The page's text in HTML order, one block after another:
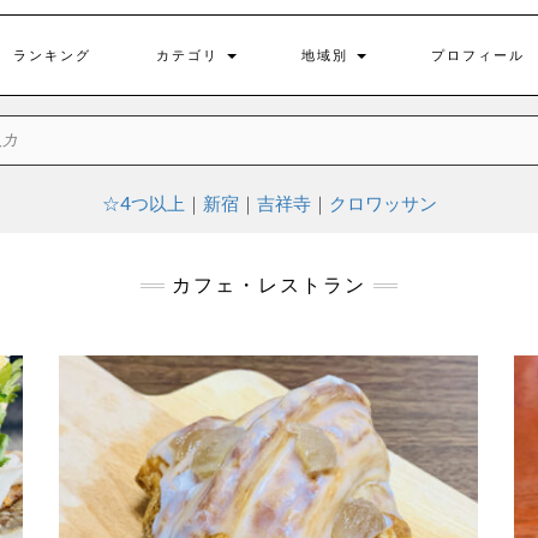
ランキング カテゴリ 地域別 プロフィール
☆4つ以上 ｜ 新宿 ｜ 吉祥寺｜ クロワッサン
カフェ・レストラン